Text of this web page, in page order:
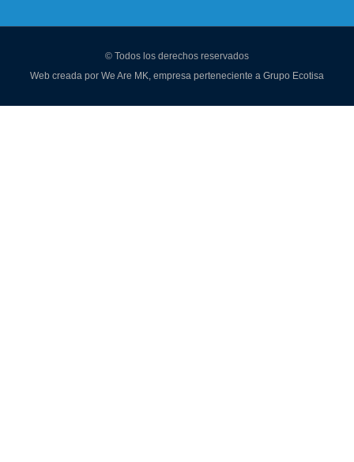
© Todos los derechos reservados
Web creada por We Are MK, empresa perteneciente a Grupo Ecotisa